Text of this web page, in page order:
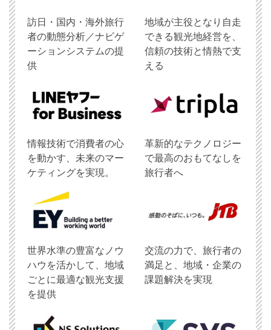
訪日・国内・海外旅行
者の動態分析／ナビゲ
ーションシステムの提
供
地域が主役となり自走
できる観光地経営を、
信頼の技術と情熱で支
える
情報技術で消費者の心
を動かす、未来のマー
ケティングを実現。
革新的なテクノロジー
で最高のおもてなしを
旅行者へ
世界水準の豊富なノウ
ハウを活かして、地域
ごとに最適な観光支援
を提供
交流の力で、旅行者の
満足と、地域・企業の
課題解決を実現